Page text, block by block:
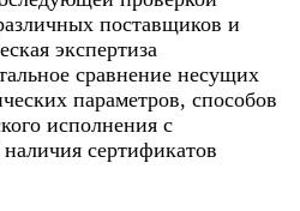
поставщиков и
экспертиза
сравнение несущих
параметров, способов
исполнения с
сертификатов